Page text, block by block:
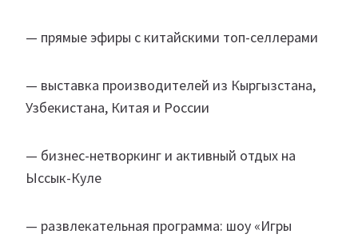
— прямые эфиры с китайскими топ-селлерами
— выставка производителей из Кыргызстана,
Узбекистана, Китая и России
— бизнес-нетворкинг и активный отдых на
Ыссык-Куле
— развлекательная программа: шоу «Игры